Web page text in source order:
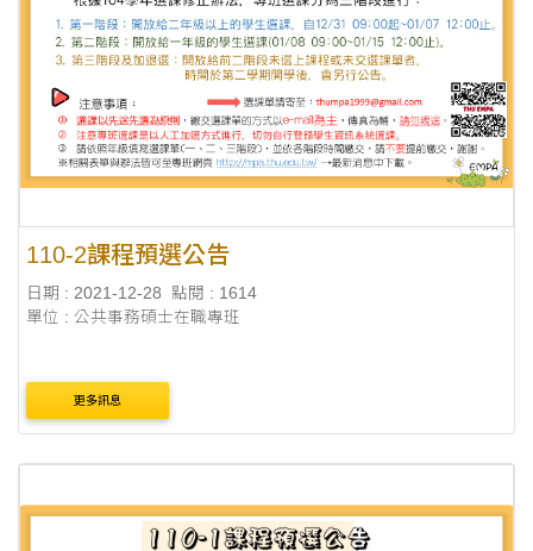
110-2課程預選公告
日期 : 2021-12-28
點閱 : 1614
單位 : 公共事務碩士在職專班
更多訊息